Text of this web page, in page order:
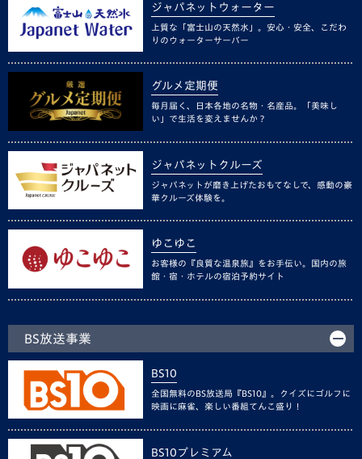
ジャパネットウォーター
上質な「富士山の天然水」。安心・安全、こだわ
りのウォーターサーバー
グルメ定期便
毎月届く、日本各地の名物・名産品。「美味し
い」で生活を変えませんか？
ジャパネットクルーズ
ジャパネットが磨き上げたおもてなしで、感動の豪
華クルーズ体験を。
ゆこゆこ
お客様の『良質な温泉旅』をお手伝い。国内の旅
館・宿・ホテルの宿泊予約サイト
BS放送事業
BS10
全国無料のBS放送局『BS10』。クイズにゴルフに
映画に麻雀、楽しい番組てんこ盛り！
BS10プレミアム